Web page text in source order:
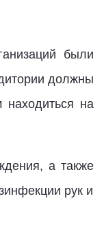
были
должны
находиться на
а также
рук и